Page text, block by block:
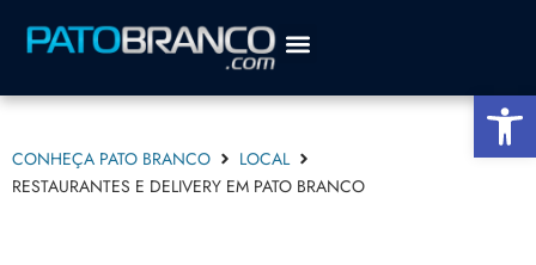
CONHEÇA PATO BRANCO
LOCAL
RESTAURANTES E DELIVERY EM PATO BRANCO
Abrir